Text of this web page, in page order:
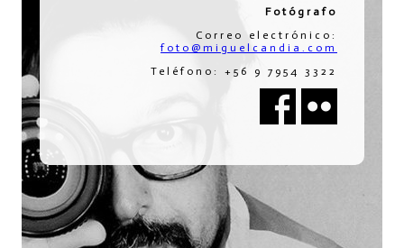
Fotógrafo
Correo electrónico:
foto@miguelcandia.com
Teléfono: +56 9 7954 3322